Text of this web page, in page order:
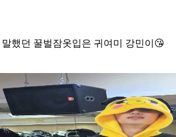
했던 꿀벌잠옷입은 귀여미 강민이😘